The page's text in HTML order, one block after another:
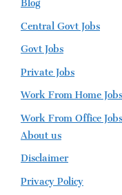
Central Govt Jobs
Govt Jobs
Private Jobs
Work From Home Jobs
Work From Office Jobs
About us
Disclaimer
Privacy Policy